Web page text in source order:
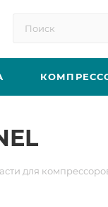
для